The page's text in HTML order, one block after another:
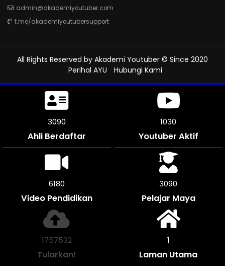
admin@akademiyoutuber.com
t.me/akademiyoutubersupport
All Rights Reserved by Akademi Youtuber © Since 2020
Perihal AYU
Hubungi Kami
3600
Ahli Berdaftar
1200
Youtuber Aktif
7200
Video Pendidikan
3600
Pelajar Maya
2047892
Tularkan!
1
Laman Utama